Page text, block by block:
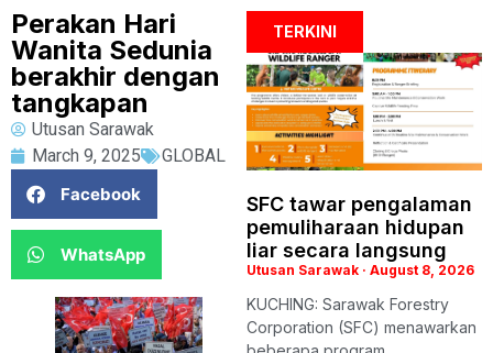
Perakan Hari
Wanita Sedunia
berakhir dengan
tangkapan
Utusan Sarawak
March 9, 2025
GLOBAL
Facebook
WhatsApp
TERKINI
SFC tawar pengalaman
pemuliharaan hidupan
liar secara langsung
Utusan Sarawak August 8, 2026
KUCHING: Sarawak Forestry
Corporation (SFC) menawarkan